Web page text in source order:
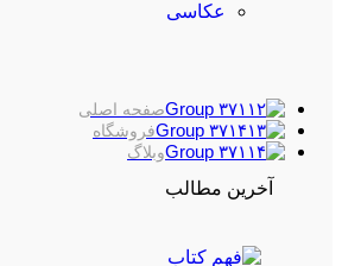
عکاسی
صفحه اصلی
فروشگاه
وبلاگ
آخرین مطالب